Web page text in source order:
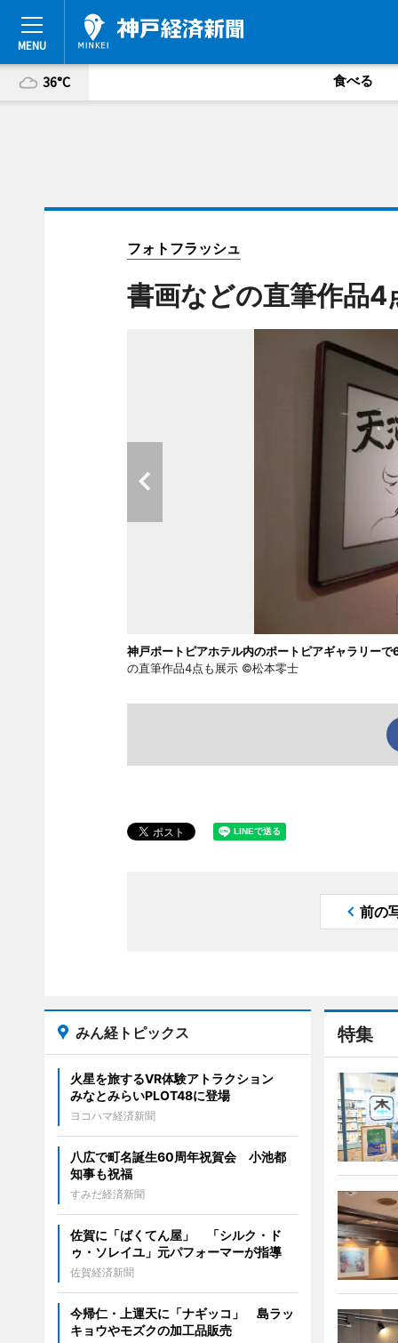
36°C 食べる
フォトフラッシュ
書画などの直筆作品4
神戸ポートピアホテル内のポートピアギャラリー
の直筆作品4点も展示 ©松本零士
前の
特集
みん経トピックス
火星を旅するVR体験アトラクション
みなとみらいPLOT48に登場
ヨコハマ経済新聞
八広で町名誕生60周年祝賀会 小池都
知事も祝福
すみだ経済新聞
佐賀に「ばくてん屋」 「シルク・ド
ゥ・ソレイユ」元パフォーマーが指導
佐賀経済新聞
今帰仁・上運天に「ナギッコ」 島ラッ
キョウやモズクの加工品販売